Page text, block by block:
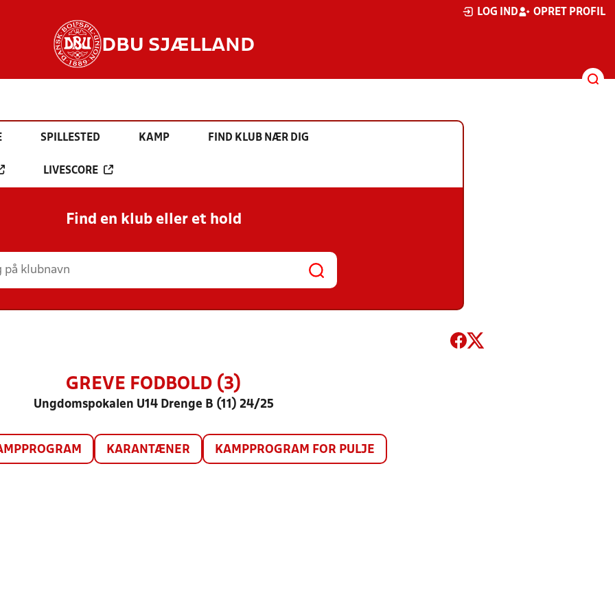
LOG IND OPRET PROFIL
DBU SJÆLLAND
SPILLESTED KAMP FIND KLUB NÆR DIG
LIVESCORE
Find en klub eller et hold
GREVE FODBOLD (3)
Ungdomspokalen U14 Drenge B (11) 24/25
KARANTÆNER KAMPPROGRAM FOR PULJE